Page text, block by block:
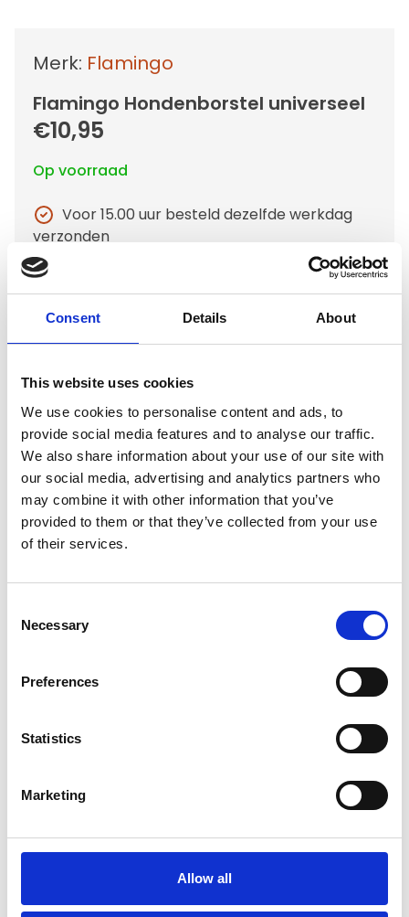
Consent Details About
This website uses cookies
We use cookies to personalise content and ads, to
provide social media features and to analyse our traffic.
We also share information about your use of our site with
our social media, advertising and analytics partners who
may combine it with other information that you’ve
provided to them or that they’ve collected from your use
of their services.
Selection
Necessary
Preferences
Statistics
Marketing
Allow all
Merk: Flamingo
Flamingo Hondenborstel universeel
€10,95
Op voorraad
Voor 15.00 uur besteld dezelfde werkdag
verzonden
Verzending €5,95 Nederland
Verzending €7,95 België
Gerelateerde producten
Duvo+
In winkelwagen
Flamingo Hondenborstel
universeel
Op voorraad